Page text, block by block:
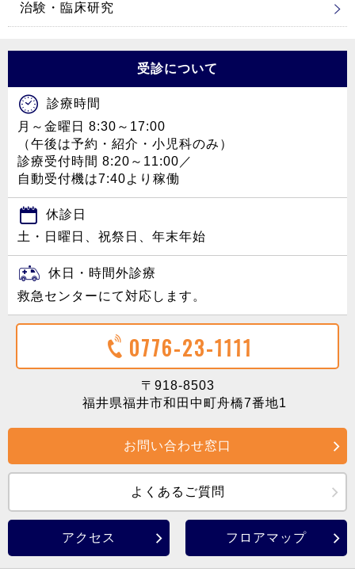
治験・臨床研究
受診について
診療時間
月～金曜日 8:30～17:00
（午後は予約・紹介・小児科のみ）
診療受付時間 8:20～11:00／
自動受付機は7:40より稼働
休診日
土・日曜日、祝祭日、年末年始
休日・時間外診療
救急センターにて対応します。
0776-23-1111
〒918-8503
福井県福井市和田中町舟橋7番地1
お問い合わせ窓口
よくあるご質問
アクセス フロアマップ